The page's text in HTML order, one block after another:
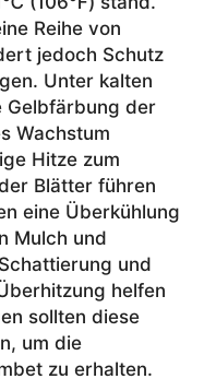
Reihe von
jedoch Schutz
Unter kalten
Gelbfärbung der
Wachstum
Hitze zum
Blätter führen
eine Überkühlung
Mulch und
und
helfen
sollten diese
um die
zu erhalten.